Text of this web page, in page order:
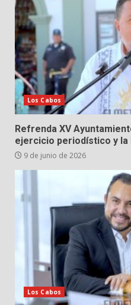
Los Cabos
Refrenda XV
ejercicio periodístico y
9 de junio de 2026
Los Cabos